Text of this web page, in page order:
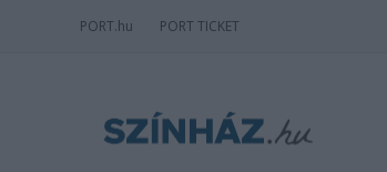
PORT.hu PORT TICKET